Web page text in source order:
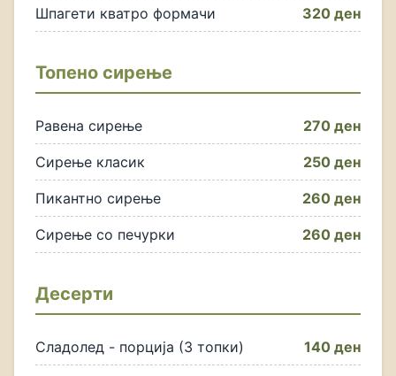
Шпагети кватро формачи 320 ден
Топено сирење
Равена сирење 270 ден
Сирење класик 250 ден
Пикантно сирење 260 ден
Сирење со печурки 260 ден
Десерти
Сладолед - порција (3 топки) 140 ден